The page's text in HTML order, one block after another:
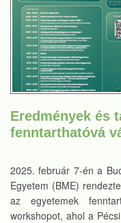
Eredmények és
fenntarthatóvá
2025. február 7-én a
Egyetem (BME)
az egyetemek
workshopot, ahol a